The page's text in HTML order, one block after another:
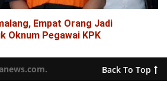
Empat Orang Jadi
Oknum Pegawai KPK
Back To Top